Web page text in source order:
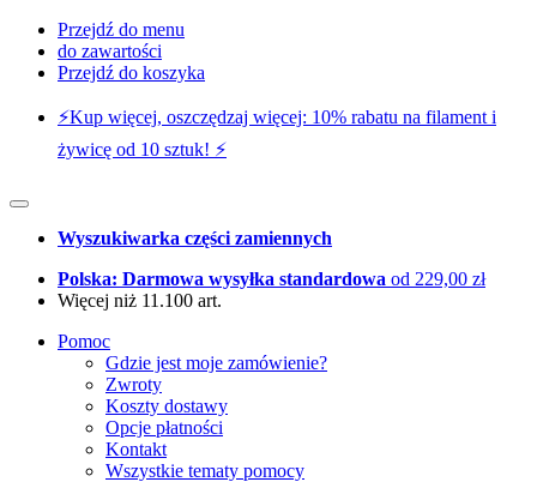
Przejdź do menu
do zawartości
Przejdź do koszyka
⚡️Kup więcej, oszczędzaj więcej: 10% rabatu na filament i
żywicę od 10 sztuk! ⚡️
Wyszukiwarka części zamiennych
Polska: Darmowa wysyłka standardowa od 229,00 zł
Więcej niż 11.100 art.
Pomoc
Gdzie jest moje zamówienie?
Zwroty
Koszty dostawy
Opcje płatności
Kontakt
Wszystkie tematy pomocy